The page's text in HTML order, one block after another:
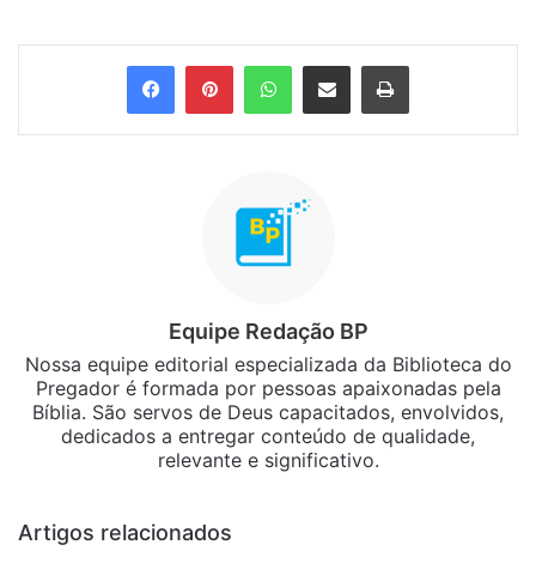
FacebookPinterestWhatsApp
Compartilhar via e-mail Imprimir
Equipe Redação BP
Nossa equipe editorial especializada da Biblioteca do
Pregador é formada por pessoas apaixonadas pela
Bíblia. São servos de Deus capacitados, envolvidos,
dedicados a entregar conteúdo de qualidade,
relevante e significativo.
Artigos relacionados